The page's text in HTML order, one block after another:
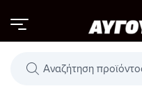
στο
περιεχόμενο
Αναζήτηση